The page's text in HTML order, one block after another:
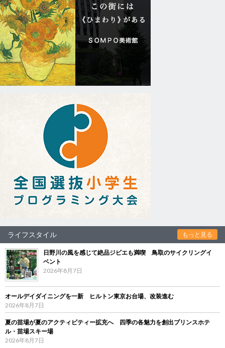
ライフスタイル もっと見る
日野川の風を感じて絶品ジビエも満喫 鳥取のサイクリングイ
ベント
2026年8月7日
オールデイダイニングを一新 ヒルトン東京お台場、改装進む
2026年8月7日
夏の苗場が夏のアクティビティー拡充へ 四季の各魅力を創出プリンスホテ
ル・苗場スキー場
2026年8月7日